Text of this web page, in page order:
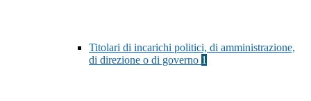
Titolari di incarichi politici, di amministrazione,
di direzione o di governo 1